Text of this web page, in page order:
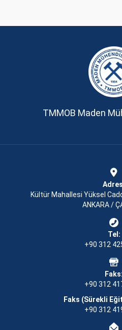
TMMOB Maden
Kültür Mahallesi Yüksel
ANKARA /
Tel:
+90 312
Faks:
+90 312
Faks (Sürekli
+90 312